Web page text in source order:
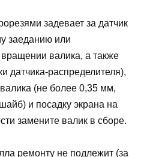
задевает за датчик
заеданию или
валика, а также
датчика-распределителя),
(не более 0,35 мм,
и посадку экрана на
замените валик в сборе.
ремонту не подлежит (за